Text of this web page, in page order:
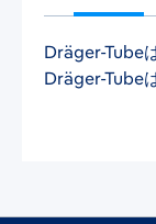
Dräger-Tube
Dräger-Tube